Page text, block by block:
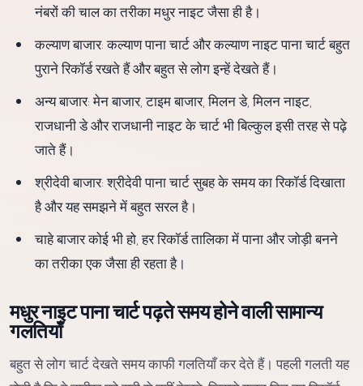
नंबरों की चाल का तरीका मधुर नाइट जैसा ही है।
कल्याण बाजार: कल्याण पाना चार्ट और कल्याण नाइट पाना चार्ट बहुत
पुराने रिकॉर्ड रखते हैं और बहुत से लोग इन्हें देखते हैं।
अन्य बाजार: मेन बाजार, टाइम बाजार, मिलन डे, मिलन नाइट,
राजधानी डे और राजधानी नाइट के चार्ट भी बिल्कुल इसी तरह से पढ़े
जाते हैं।
श्रीदेवी बाजार: श्रीदेवी पाना चार्ट सुबह के समय का रिकॉर्ड दिखाता
है और यह समझने में बहुत सरल है।
चाहे बाजार कोई भी हो, हर रिकॉर्ड तालिका में पाना और जोड़ी बनने
का तरीका एक जैसा ही रहता है।
मधुर नाइट पाना चार्ट पढ़ते समय होने वाली सामान्य
गलतियाँ
बहुत से लोग चार्ट देखते समय काफी गलतियाँ कर देते हैं। पहली गलती यह